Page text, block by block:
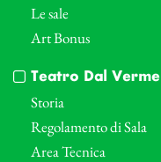
Le sale
Art Bonus
Teatro Dal Verme
Storia
Regolamento di Sala
Area Tecnica